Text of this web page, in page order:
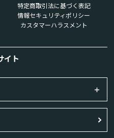
特定商取引法に基づく表記
情報セキュリティポリシー
カスタマーハラスメント
イト